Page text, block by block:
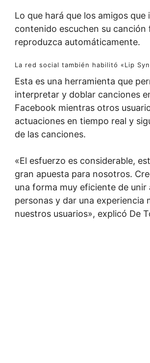
Lo que hará que los amigos que
contenido escuchen su canción
reproduzca automáticamente.
La red social también habilitó «Lip
Esta es una herramienta que
interpretar y doblar canciones
Facebook mientras otros
actuaciones en tiempo real y
de las canciones.
«El esfuerzo es considerable,
gran apuesta para nosotros.
una forma muy eficiente de unir
personas y dar una experiencia
nuestros usuarios», explicó De